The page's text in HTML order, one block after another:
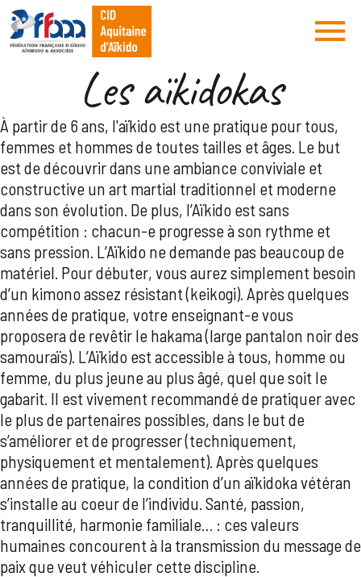
Les aïkidokas
À partir de 6 ans, l'aïkido est une pratique pour tous,
femmes et hommes de toutes tailles et âges. Le but
est de découvrir dans une ambiance conviviale et
constructive un art martial traditionnel et moderne
dans son évolution. De plus, l’Aïkido est sans
compétition : chacun-e progresse à son rythme et
sans pression. L’Aïkido ne demande pas beaucoup de
matériel. Pour débuter, vous aurez simplement besoin
d’un kimono assez résistant (keikogi). Après quelques
années de pratique, votre enseignant-e vous
proposera de revêtir le hakama (large pantalon noir des
samouraïs). L’Aïkido est accessible à tous, homme ou
femme, du plus jeune au plus âgé, quel que soit le
gabarit. Il est vivement recommandé de pratiquer avec
le plus de partenaires possibles, dans le but de
s’améliorer et de progresser (techniquement,
physiquement et mentalement). Après quelques
années de pratique, la condition d’un aïkidoka vétéran
s’installe au coeur de l’individu. Santé, passion,
tranquillité, harmonie familiale… : ces valeurs
humaines concourent à la transmission du message de
paix que veut véhiculer cette discipline.